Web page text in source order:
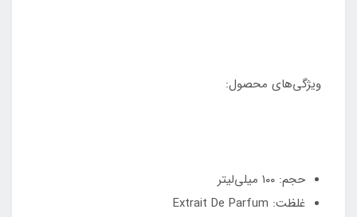
ویژگی‌های محصول:
حجم: ۱۰۰ میلی‌لیتر
غلظت: Extrait De Parfum